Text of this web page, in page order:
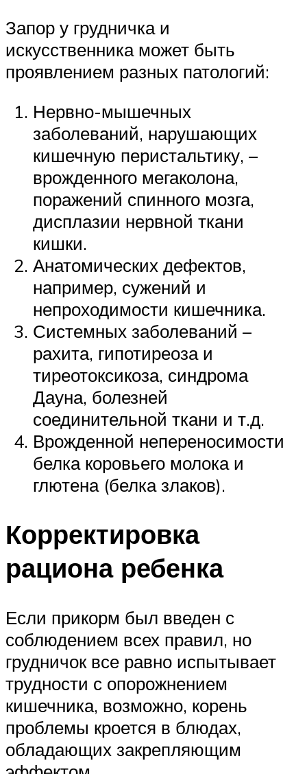
Запор у грудничка и
искусственника может быть
проявлением разных патологий:
Нервно-мышечных
заболеваний, нарушающих
кишечную перистальтику, –
врожденного мегаколона,
поражений спинного мозга,
дисплазии нервной ткани
кишки.
Анатомических дефектов,
например, сужений и
непроходимости кишечника.
Системных заболеваний –
рахита, гипотиреоза и
тиреотоксикоза, синдрома
Дауна, болезней
соединительной ткани и т.д.
Врожденной непереносимости
белка коровьего молока и
глютена (белка злаков).
Корректировка
рациона ребенка
Если прикорм был введен с
соблюдением всех правил, но
грудничок все равно испытывает
трудности с опорожнением
кишечника, возможно, корень
проблемы кроется в блюдах,
обладающих закрепляющим